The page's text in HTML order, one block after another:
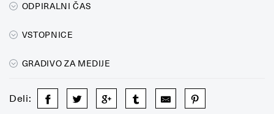
ODPIRALNI ČAS
VSTOPNICE
GRADIVO ZA MEDIJE
Deli: